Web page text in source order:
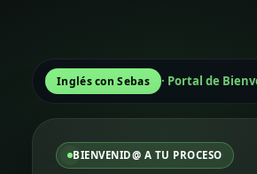
Inglés con Sebas · Portal de
BIENVENID@ A TU PROCESO